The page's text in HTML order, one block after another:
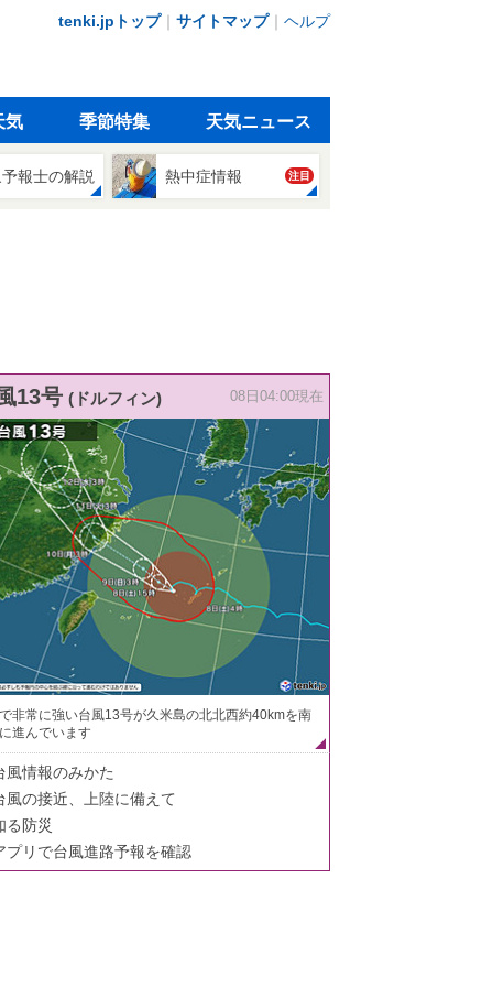
tenki.jpトップ｜ サイトマップ｜ ヘルプ
気 季節特集 天気ニュース
報士の解説 熱中症情報 注目
13号 (ドルフィン) 08日04:00現在
非常に強い台風13号が久米島の北北西約40kmを南
進んでいます
風情報のみかた
風の接近、上陸に備えて
る防災
プリで台風進路予報を確認